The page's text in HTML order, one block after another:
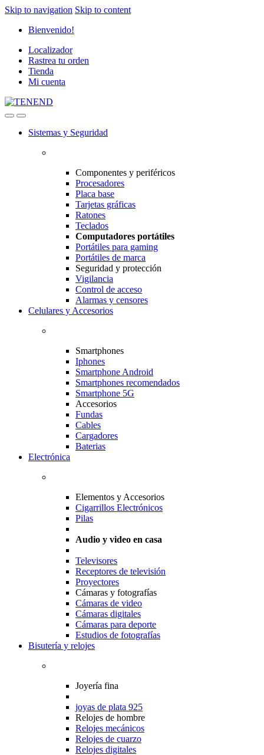
Skip to navigation Skip to content
Bienvenido!
Localizador
Rastrea tu orden
Tienda
Mi cuenta
Sistemas y Seguridad
Componentes y periféricos
Procesadores
Placa base
Tarjetas gráficas
Ratones
Teclados
Computadores portátiles
Portátiles para gaming
Portátiles de marca
Seguridad y protección
Vigilancia
Control de acceso
Alarmas y censores
Celulares y Accesorios
Smartphones
Iphones
Smartphone Android
Smartphones recomendados
Smartphone 5G
Accesorios
Fundas
Cables
Cargadores
Baterias
Electrónica
Elementos y Accesorios
Cigarrillos Electrónicos
Pilas
Audio y video en casa
Televisores
Receptores de televisión
Proyectores
Cámaras y fotografías
Cámaras de video
Cámaras digitales
Cámaras para deporte
Estudios de fotografías
Bisutería y relojes
Joyería fina
joyas de plata 925
Relojes de hombre
Relojes mecánicos
Relojes de cuarzo
Relojes digitales